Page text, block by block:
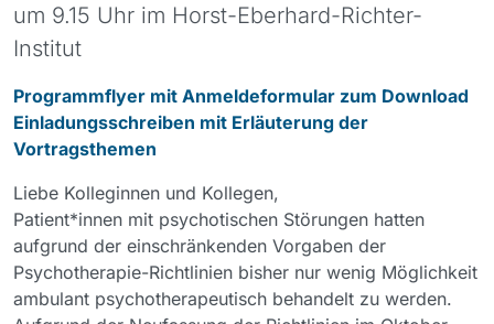
um 9.15 Uhr im Horst-Eberhard-Richter-
Institut
Programmflyer mit Anmeldeformular zum Download
Einladungsschreiben mit Erläuterung der
Vortragsthemen
Liebe Kolleginnen und Kollegen,
Patient*innen mit psychotischen Störungen hatten
aufgrund der einschränkenden Vorgaben der
Psychotherapie-Richtlinien bisher nur wenig Möglichkeit
ambulant psychotherapeutisch behandelt zu werden.